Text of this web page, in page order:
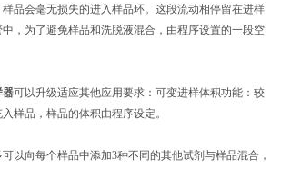
品会毫无损失的进入样品环。这段流动相停留在进样
，为了避免样品和洗脱液混合，由程序设置的一段空
器可以升级适应其他应用要求：可变进样体积功能：较
样品，样品的体积由程序设定。
向每个样品中添加3种不同的其他试剂与样品混合，